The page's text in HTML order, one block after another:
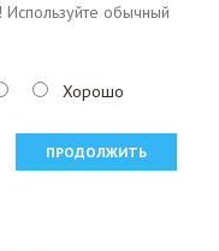
обычный
Хорошо
ПРОДОЛЖИТЬ